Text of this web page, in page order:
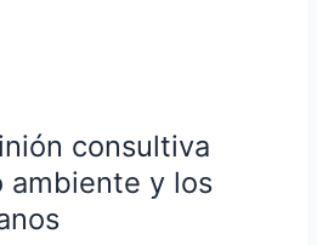
consultiva
ambiente y los